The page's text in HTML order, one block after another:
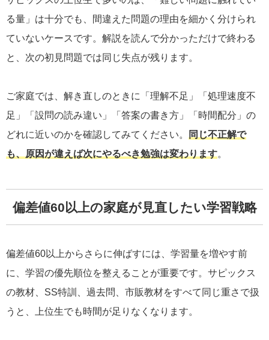
る量」は十分でも、間違えた問題の理由を細かく分けられ
ていないケースです。解説を読んで分かっただけで終わる
と、次の初見問題では同じ失点が残ります。
ご家庭では、解き直しのときに「理解不足」「処理速度不
足」「設問の読み違い」「答案の書き方」「時間配分」の
どれに近いのかを確認してみてください。
同じ不正解で
も、原因が違えば次にやるべき勉強は変わります。
偏差値60以上の家庭が見直したい学習戦略
偏差値60以上からさらに伸ばすには、学習量を増やす前
に、学習の優先順位を整えることが重要です。サピックス
の教材、SS特訓、過去問、市販教材をすべて同じ重さで扱
うと、上位生でも時間が足りなくなります。